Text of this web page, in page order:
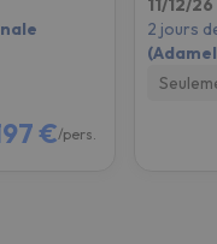
€/pers.
11/12/
2 jours